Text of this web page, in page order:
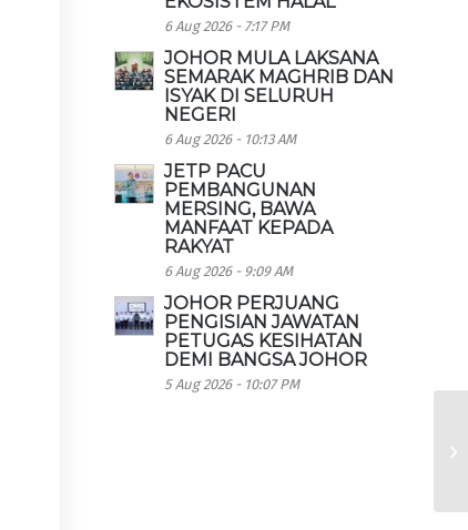
6 Aug 2026 - 7:17 PM
JOHOR MULA LAKSANA
SEMARAK MAGHRIB DAN
ISYAK DI SELURUH
NEGERI
6 Aug 2026 - 10:13 AM
JETP PACU
PEMBANGUNAN
MERSING, BAWA
MANFAAT KEPADA
RAKYAT
6 Aug 2026 - 9:09 AM
JOHOR PERJUANG
PENGISIAN JAWATAN
PETUGAS KESIHATAN
DEMI BANGSA JOHOR
5 Aug 2026 - 10:07 PM